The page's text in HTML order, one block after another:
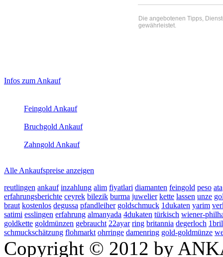
Die angebotenen Tipps,
gewährleistet.
Sidebar
Infos zum Ankauf
Feingold Ankauf
Bruchgold Ankauf
Zahngold Ankauf
Alle Ankaufspreise anzeigen
reutlingen ankauf inzahlung alim fiyatlari diamanten feingold peso ata
erfahrungsberichte ceyrek bilezik burma juwelier kette lassen unze
braut kostenlos degussa pfandleiher goldschmuck 1dukaten yarim
satimi esslingen erfahrung almanyada 4dukaten türkisch wiener-
goldkette goldmünzen gebraucht 22ayar ring britannia degerloch
schmuckschätzung flohmarkt ohrringe damenring gold-goldmünze
Copyright © 2012 by